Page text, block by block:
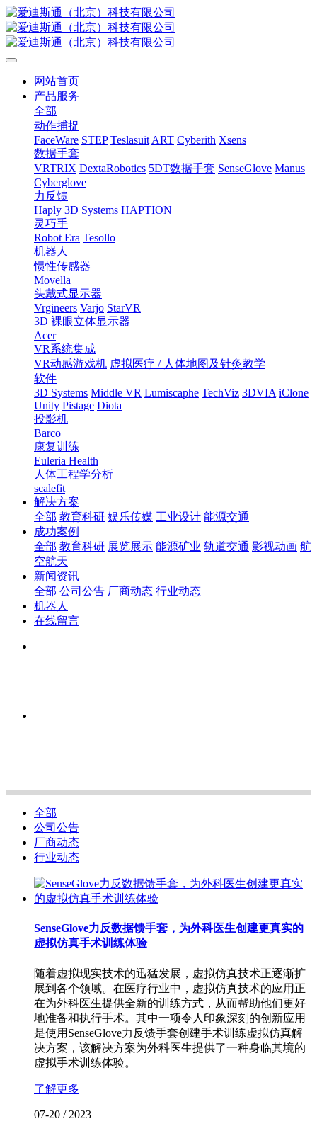
网站首页
产品服务
全部
动作捕捉
FaceWare STEP Teslasuit ART Cyberith Xsens
数据手套
VRTRIX DextaRobotics 5DT数据手套 SenseGlove Manus
Cyberglove
力反馈
Haply 3D Systems HAPTION
灵巧手
Robot Era Tesollo
机器人
惯性传感器
Movella
头戴式显示器
Vrgineers Varjo StarVR
3D 裸眼立体显示器
Acer
VR系统集成
VR动感游戏机 虚拟医疗 / 人体地图及针灸教学
软件
3D Systems Middle VR Lumiscaphe TechViz 3DVIA iClone
Unity Pistage Diota
投影机
Barco
康复训练
Euleria Health
人体工程学分析
scalefit
解决方案
全部 教育科研 娱乐传媒 工业设计 能源交通
成功案例
全部 教育科研 展览展示 能源矿业 轨道交通 影视动画 航
空航天
新闻资讯
全部 公司公告 厂商动态 行业动态
机器人
在线留言
全部
公司公告
厂商动态
行业动态
SenseGlove力反数据馈手套，为外科医生创建更真实的
虚拟仿真手术训练体验
随着虚拟现实技术的迅猛发展，虚拟仿真技术正逐渐扩
展到各个领域。在医疗行业中，虚拟仿真技术的应用正
在为外科医生提供全新的训练方式，从而帮助他们更好
地准备和执行手术。其中一项令人印象深刻的创新应用
是使用SenseGlove力反馈手套创建手术训练虚拟仿真解
决方案，该解决方案为外科医生提供了一种身临其境的
虚拟手术训练体验。
了解更多
07-20 / 2023